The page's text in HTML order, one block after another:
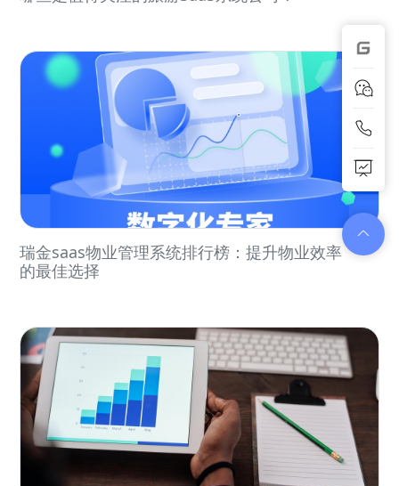
瑞金saas物业管理系统排行榜：提升物业效率
的最佳选择